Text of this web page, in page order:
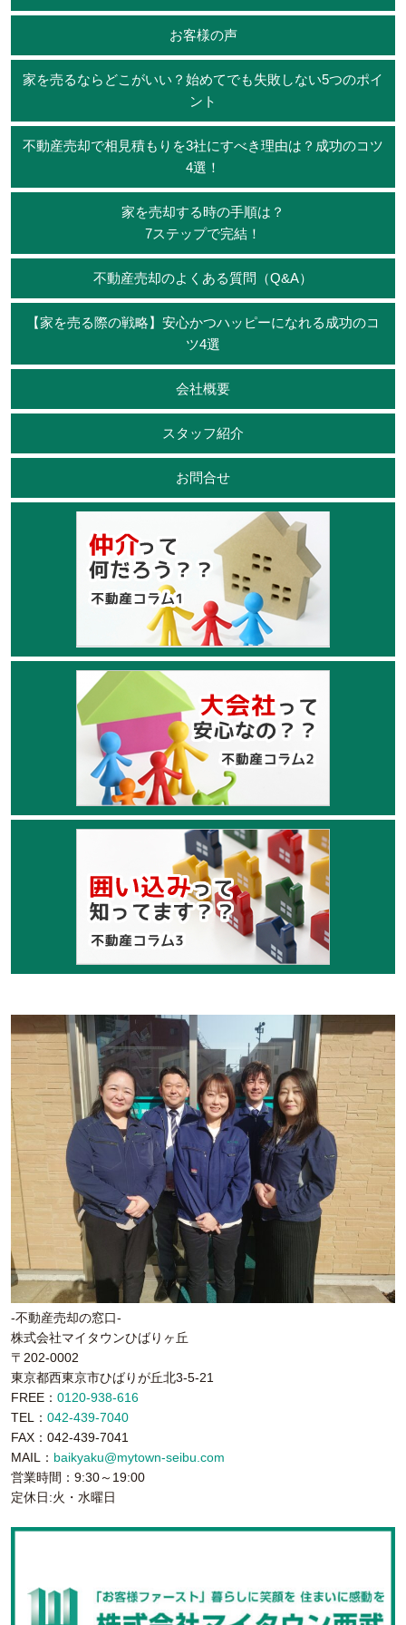
お客様の声
家を売るならどこがいい？始めてでも失敗しない5つのポイ
ント
不動産売却で相見積もりを3社にすべき理由は？成功のコツ
4選！
家を売却する時の手順は？
7ステップで完結！
不動産売却のよくある質問（Q&A）
【家を売る際の戦略】安心かつハッピーになれる成功のコ
ツ4選
会社概要
スタッフ紹介
お問合せ
-不動産売却の窓口-
株式会社マイタウンひばりヶ丘
〒202-0002
東京都西東京市ひばりが丘北3-5-21
FREE： 0120-938-616
TEL： 042-439-7040
FAX：042-439-7041
MAIL： baikyaku@mytown-seibu.com
営業時間：9:30～19:00
定休日:火・水曜日